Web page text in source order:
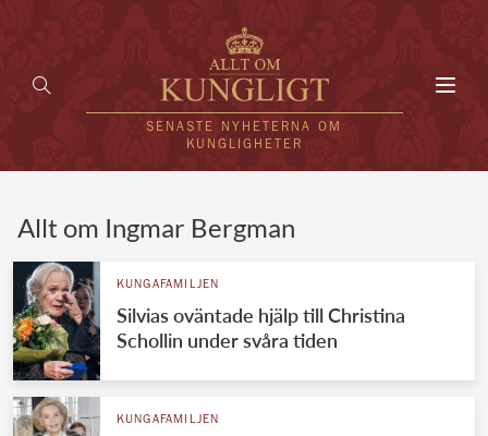
SENASTE NYHETERNA OM
KUNGLIGHETER
UTLÄNDSKT
VÄRLDENS KUNGAHUS
Allt om Ingmar Bergman
KUNGAFAMILJEN
Silvias oväntade hjälp till Christina
Schollin under svåra tiden
KUNGAFAMILJEN